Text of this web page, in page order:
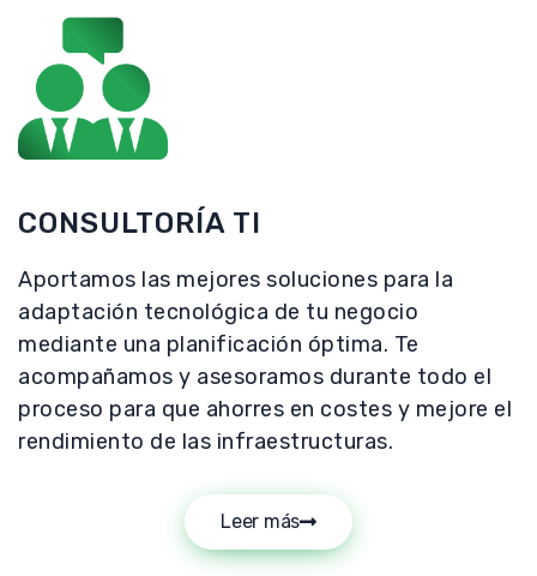
CONSULTORÍA TI
Aportamos las mejores soluciones para la
adaptación tecnológica de tu negocio
mediante una planificación óptima. Te
acompañamos y asesoramos durante todo el
proceso para que ahorres en costes y mejore el
rendimiento de las infraestructuras.
Leer más